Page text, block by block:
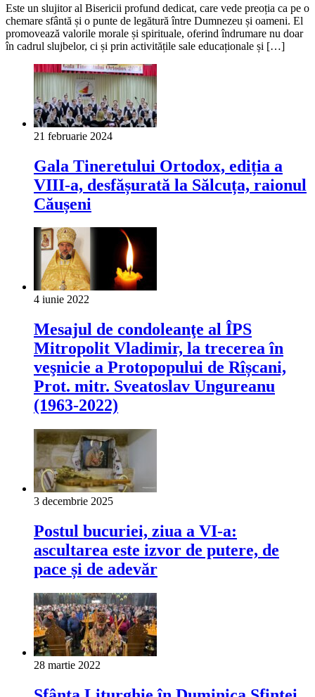
Este un slujitor al Bisericii profund dedicat, care vede preoția ca pe o
chemare sfântă și o punte de legătură între Dumnezeu și oameni. El
promovează valorile morale și spirituale, oferind îndrumare nu doar
în cadrul slujbelor, ci și prin activitățile sale educaționale și […]
21 februarie 2024
Gala Tineretului Ortodox, ediția a
VIII-a, desfășurată la Sălcuța, raionul
Căușeni
4 iunie 2022
Mesajul de condoleanţe al ÎPS
Mitropolit Vladimir, la trecerea în
veşnicie a Protopopului de Rîșcani,
Prot. mitr. Sveatoslav Ungureanu
(1963-2022)
3 decembrie 2025
Postul bucuriei, ziua a VI-a:
ascultarea este izvor de putere, de
pace și de adevăr
28 martie 2022